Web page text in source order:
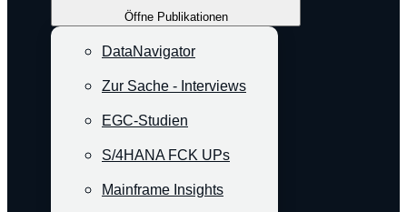
Öffne Publikationen
DataNavigator
Zur Sache - Interviews
EGC-Studien
S/4HANA FCK UPs
Mainframe Insights